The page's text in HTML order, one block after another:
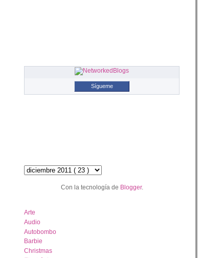
Sígueme
Con la tecnología de Blogger.
Arte
Audio
Autobombo
Barbie
Christmas